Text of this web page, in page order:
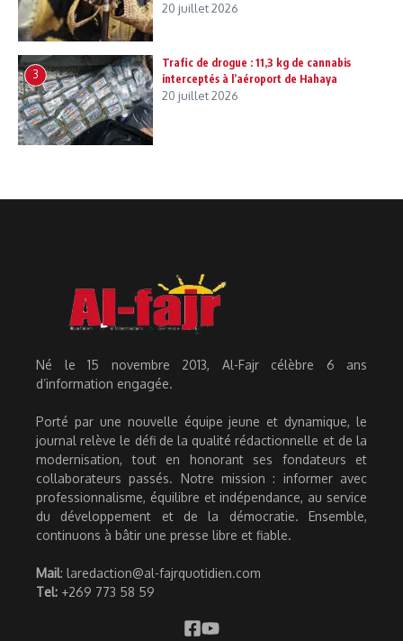
20 juillet 2026
3
Trafic de drogue : 11,3 kg de cannabis
interceptés à l’aéroport de Hahaya
20 juillet 2026
Né le 15 novembre 2013, Al-Fajr célèbre 6 ans
d’information engagée.
Porté par une nouvelle équipe jeune et dynamique, le
journal relève le défi de la qualité rédactionnelle et de la
modernisation, tout en honorant ses fondateurs et
collaborateurs passés. Notre mission : informer avec
professionnalisme, équilibre et indépendance, au service
du développement et de la démocratie. Ensemble,
continuons à bâtir une presse libre et fiable.
Mail: laredaction@al-fajrquotidien.com
Tel: +269 773 58 59